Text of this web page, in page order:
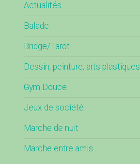
Actualités
Balade
Bridge/Tarot
Dessin, peinture, arts plastiques
Gym Douce
Jeux de société
Marche de nuit
Marche entre amis